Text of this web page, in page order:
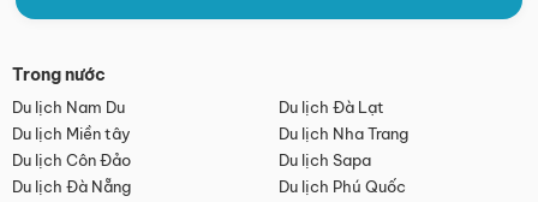
Trong nước
Du lịch Nam Du
Du lịch Đà Lạt
Du lịch Miền tây
Du lịch Nha Trang
Du lịch Côn Đảo
Du lịch Sapa
Du lịch Đà Nẵng
Du lịch Phú Quốc